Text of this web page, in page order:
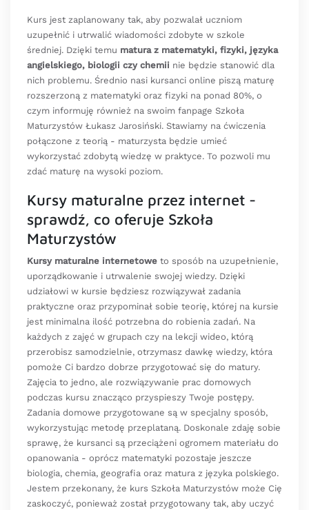
Kurs jest zaplanowany tak, aby pozwalał uczniom
uzupełnić i utrwalić wiadomości zdobyte w szkole
średniej. Dzięki temu matura z matematyki, fizyki, języka
angielskiego, biologii czy chemii nie będzie stanowić dla
nich problemu. Średnio nasi kursanci online piszą maturę
rozszerzoną z matematyki oraz fizyki na ponad 80%, o
czym informuję również na swoim fanpage Szkoła
Maturzystów Łukasz Jarosiński. Stawiamy na ćwiczenia
połączone z teorią - maturzysta będzie umieć
wykorzystać zdobytą wiedzę w praktyce. To pozwoli mu
zdać maturę na wysoki poziom.
Kursy maturalne przez internet -
sprawdź, co oferuje Szkoła
Maturzystów
Kursy maturalne internetowe to sposób na uzupełnienie,
uporządkowanie i utrwalenie swojej wiedzy. Dzięki
udziałowi w kursie będziesz rozwiązywał zadania
praktyczne oraz przypominał sobie teorię, której na kursie
jest minimalna ilość potrzebna do robienia zadań. Na
każdych z zajęć w grupach czy na lekcji wideo, którą
przerobisz samodzielnie, otrzymasz dawkę wiedzy, która
pomoże Ci bardzo dobrze przygotować się do matury.
Zajęcia to jedno, ale rozwiązywanie prac domowych
podczas kursu znacząco przyspieszy Twoje postępy.
Zadania domowe przygotowane są w specjalny sposób,
wykorzystując metodę przeplataną. Doskonale zdaję sobie
sprawę, że kursanci są przeciążeni ogromem materiału do
opanowania - oprócz matematyki pozostaje jeszcze
biologia, chemia, geografia oraz matura z języka polskiego.
Jestem przekonany, że kurs Szkoła Maturzystów może Cię
zaskoczyć, ponieważ został przygotowany tak, aby uczyć